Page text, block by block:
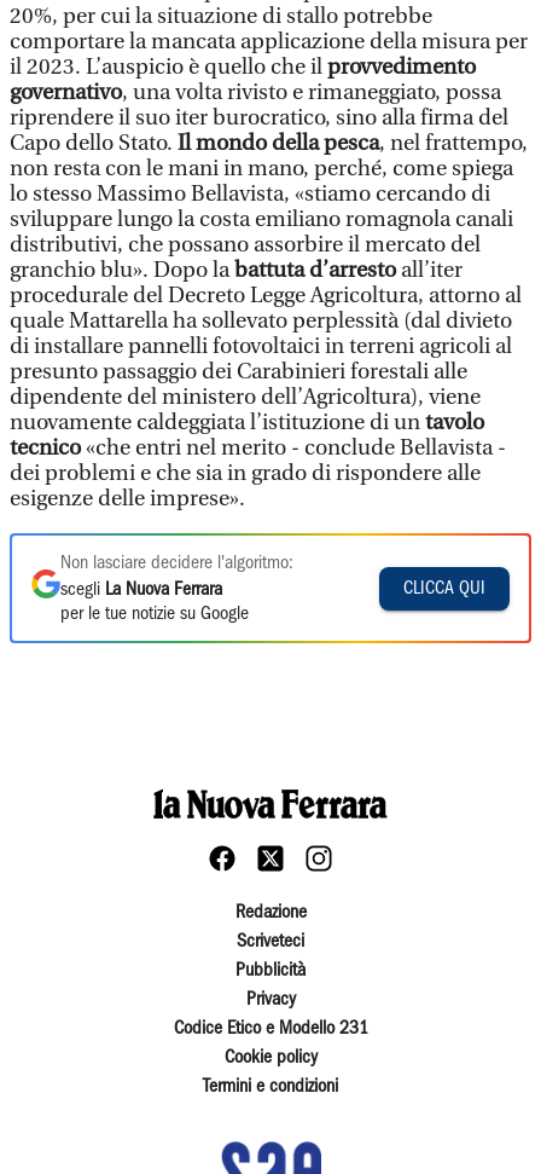
20%, per cui la situazione di stallo potrebbe
comportare la mancata applicazione della misura per
il 2023. L’auspicio è quello che ilprovvedimento
governativo, una volta rivisto e rimaneggiato, possa
riprendere il suo iter burocratico, sino alla firma del
Capo dello Stato. Il mondo della pesca, nel frattempo,
non resta con le mani in mano, perché, come spiega
lo stesso Massimo Bellavista, «stiamo cercando di
sviluppare lungo la costa emiliano romagnola canali
distributivi, che possano assorbire il mercato del
granchio blu». Dopo labattuta d’arrestoall’iter
procedurale del Decreto Legge Agricoltura, attorno al
quale Mattarella ha sollevato perplessità (dal divieto
di installare pannelli fotovoltaici in terreni agricoli al
presunto passaggio dei Carabinieri forestali alle
dipendente del ministero dell’Agricoltura), viene
nuovamente caldeggiata l’istituzione di untavolo
tecnico«che entri nel merito - conclude Bellavista -
dei problemi e che sia in grado di rispondere alle
esigenze delle imprese».
Non lasciare decidere l'algoritmo:
scegli La Nuova Ferrara
per le tue notizie su Google
CLICCA QUI
Redazione
Scriveteci
Pubblicità
Privacy
Codice Etico e Modello 231
Cookie policy
Termini e condizioni